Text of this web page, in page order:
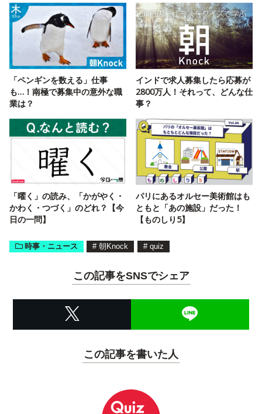
「ペンギンを数える」仕事
も…！南極で募集中の意外な職
業は？
インドで求人募集したら応募が
2800万人！それって、どんな仕
事？
「曜く」の読み、「かがやく・
かわく・つづく」のどれ？【今
日の一問】
パリにあるオルセー美術館はも
ともと「あの施設」だった！
【ものしり5】
時事・ニュース # 朝Knock # quiz
この記事をSNSでシェア
この記事を書いた人